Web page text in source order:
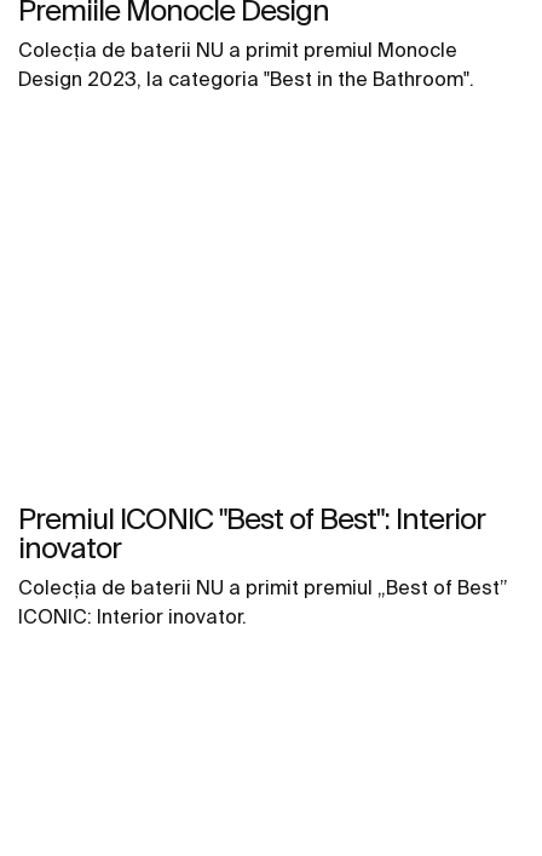
Premiile Monocle Design
Colecția de baterii NU a primit premiul Monocle
Design 2023, la categoria "Best in the Bathroom".
Premiul ICONIC "Best of Best": Interior
inovator
Colecția de baterii NU a primit premiul „Best of Best”
ICONIC: Interior inovator.